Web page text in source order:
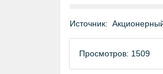
Источник:
Просмотров: 1509